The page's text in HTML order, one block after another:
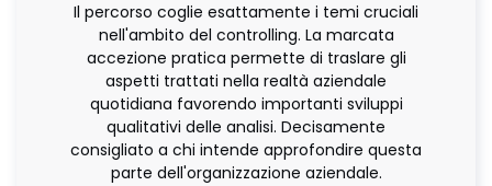
Il percorso coglie esattamente i temi cruciali
nell'ambito del controlling. La marcata
accezione pratica permette di traslare gli
aspetti trattati nella realtà aziendale
quotidiana favorendo importanti sviluppi
qualitativi delle analisi. Decisamente
consigliato a chi intende approfondire questa
parte dell'organizzazione aziendale.